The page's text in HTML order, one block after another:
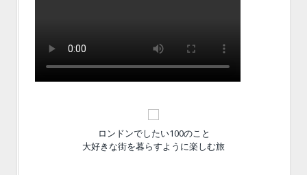
ロンドンでしたい100のこと
大好きな街を暮らすように楽しむ旅